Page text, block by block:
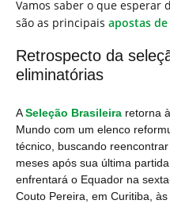
Vamos saber o que esperar
são as principais apostas
Retrospecto da
eliminatórias
ASeleção Brasileira retorna
Mundo com um elenco
técnico, buscando
meses após sua última
enfrentará o Equador na
Couto Pereira, em Curitiba, às